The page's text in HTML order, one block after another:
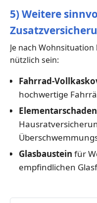
5) Weitere
Je nach
nützlich sein:
Fahrrad-
hochwertige
Glasbaustein für
empfindlichen